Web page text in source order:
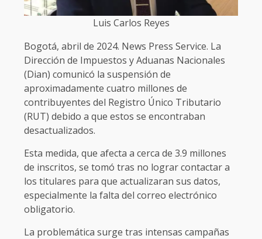
Luis Carlos Reyes
Bogotá, abril de 2024. News Press Service. La
Dirección de Impuestos y Aduanas Nacionales
(Dian) comunicó la suspensión de
aproximadamente cuatro millones de
contribuyentes del Registro Único Tributario
(RUT) debido a que estos se encontraban
desactualizados.
Esta medida, que afecta a cerca de 3.9 millones
de inscritos, se tomó tras no lograr contactar a
los titulares para que actualizaran sus datos,
especialmente la falta del correo electrónico
obligatorio.
La problemática surge tras intensas campañas